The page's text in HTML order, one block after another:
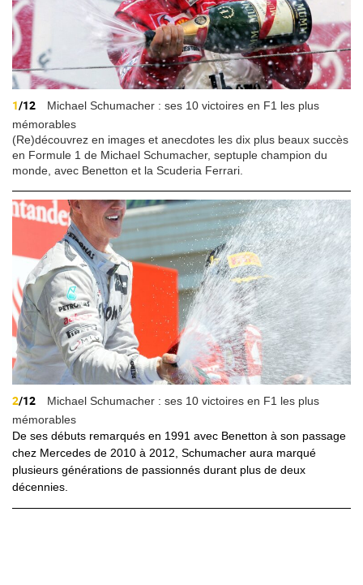
1/12
Michael Schumacher : ses 10 victoires en F1 les plus
mémorables
(Re)découvrez en images et anecdotes les dix plus beaux succès
en Formule 1 de Michael Schumacher, septuple champion du
monde, avec Benetton et la Scuderia Ferrari.
2/12
Michael Schumacher : ses 10 victoires en F1 les plus
mémorables
De ses débuts remarqués en 1991 avec Benetton à son passage
chez Mercedes de 2010 à 2012, Schumacher aura marqué
plusieurs générations de passionnés durant plus de deux
décennies.